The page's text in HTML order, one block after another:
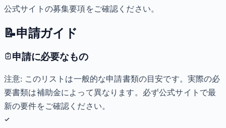
公式サイトの募集要項をご確認ください。
📝申請ガイド
申請に必要なもの
注意: このリストは一般的な申請書類の目安です。実際の必
要書類は補助金によって異なります。必ず公式サイトで最
新の要件をご確認ください。